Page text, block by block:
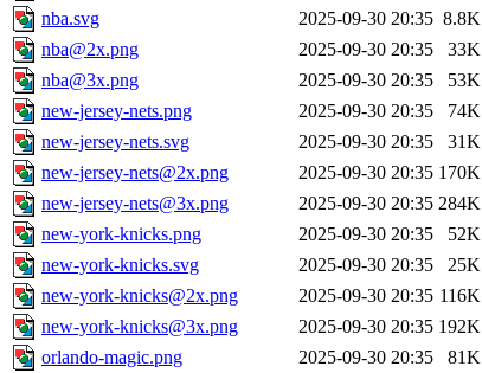
nba.svg
2025-09-30 20:35 8.8K
nba@2x.png
2025-09-30 20:35
33K
nba@3x.png
2025-09-30 20:35
53K
new-jersey-nets.png
2025-09-30 20:35
74K
new-jersey-nets.svg
2025-09-30 20:35
31K
new-jersey-nets@2x.png
2025-09-30 20:35 170K
new-jersey-nets@3x.png
2025-09-30 20:35 284K
new-york-knicks.png
2025-09-30 20:35
52K
new-york-knicks.svg
2025-09-30 20:35
25K
new-york-knicks@2x.png
2025-09-30 20:35 116K
new-york-knicks@3x.png
2025-09-30 20:35 192K
orlando-magic.png
2025-09-30 20:35
81K